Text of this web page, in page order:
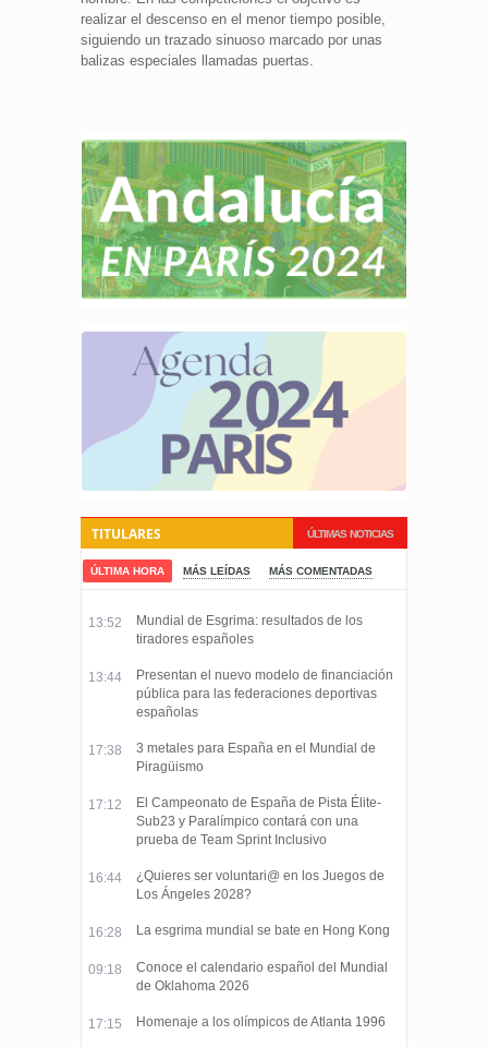
realizar el descenso en el menor tiempo posible,
siguiendo un trazado sinuoso marcado por unas
balizas especiales llamadas puertas.
ÚLTIMAS NOTICIAS
TITULARES
ÚLTIMA HORA MÁS LEÍDAS MÁS COMENTADAS
13:52
Mundial de Esgrima: resultados de los
tiradores españoles
13:44
Presentan el nuevo modelo de financiación
pública para las federaciones deportivas
españolas
17:38
3 metales para España en el Mundial de
Piragüismo
17:12
El Campeonato de España de Pista Élite-
Sub23 y Paralímpico contará con una
prueba de Team Sprint Inclusivo
16:44
¿Quieres ser voluntari@ en los Juegos de
Los Ángeles 2028?
16:28 La esgrima mundial se bate en Hong Kong
09:18
Conoce el calendario español del Mundial
de Oklahoma 2026
17:15 Homenaje a los olímpicos de Atlanta 1996